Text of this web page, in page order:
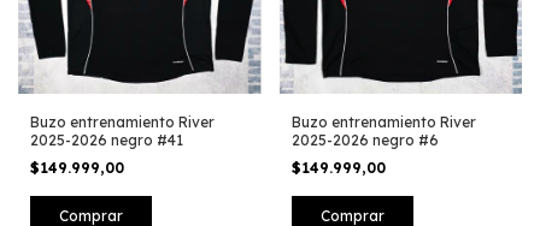
Buzo entrenamiento River
2025-2026 negro #41
$149.999,00
Comprar
Buzo entrenamiento River
2025-2026 negro #6
$149.999,00
Comprar